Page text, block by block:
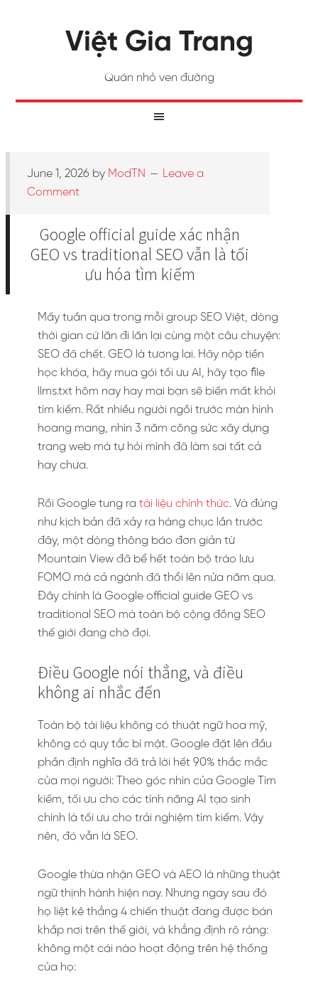
Việt Gia Trang
Quán nhỏ ven đường
June 1, 2026 by ModTN
Leave a
Comment
Google official guide xác nhận
GEO vs traditional SEO vẫn là tối
ưu hóa tìm kiếm
Mấy tuần qua trong mỗi group SEO Việt, dòng
thời gian cứ lăn đi lăn lại cùng một câu chuyện:
SEO đã chết. GEO là tương lai. Hãy nộp tiền
học khóa, hãy mua gói tối ưu AI, hãy tạo file
llms.txt hôm nay hay mai bạn sẽ biến mất khỏi
tìm kiếm. Rất nhiều người ngồi trước màn hình
hoang mang, nhìn 3 năm công sức xây dựng
trang web mà tự hỏi mình đã làm sai tất cả
hay chưa.
Rồi Google tung ra tài liệu chính thức. Và đúng
như kịch bản đã xảy ra hàng chục lần trước
đây, một dòng thông báo đơn giản từ
Mountain View đã bể hết toàn bộ trào lưu
FOMO mà cả ngành đã thổi lên nửa năm qua.
Đây chính là Google official guide GEO vs
traditional SEO mà toàn bộ cộng đồng SEO
thế giới đang chờ đợi.
Điều Google nói thẳng, và điều
không ai nhắc đến
Toàn bộ tài liệu không có thuật ngữ hoa mỹ,
không có quy tắc bí mật. Google đặt lên đầu
phần định nghĩa đã trả lời hết 90% thắc mắc
của mọi người: Theo góc nhìn của Google Tìm
kiếm, tối ưu cho các tính năng AI tạo sinh
chính là tối ưu cho trải nghiệm tìm kiếm. Vậy
nên, đó vẫn là SEO.
Google thừa nhận GEO và AEO là những thuật
ngữ thịnh hành hiện nay. Nhưng ngay sau đó
họ liệt kê thẳng 4 chiến thuật đang được bán
khắp nơi trên thế giới, và khẳng định rõ ràng:
không một cái nào hoạt động trên hệ thống
của họ: